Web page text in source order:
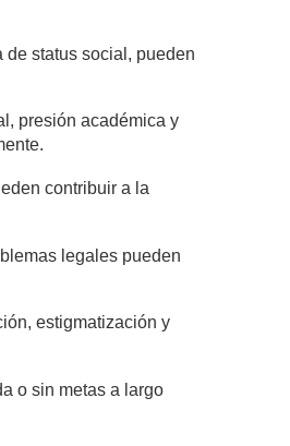
status social, pueden
presión académica y
contribuir a la
legales pueden
estigmatización y
o sin metas a largo